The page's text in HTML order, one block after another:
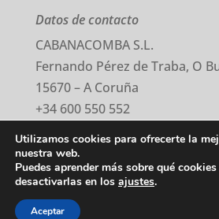
Datos de contacto
CABANACOMBA S.L.
Fernando Pérez de Traba, O
15670 – A Coruña
+34 600 550 552
Aviso Legal–Política
©2020 Todos los
Utilizamos cookies para ofrecerte la
nuestra web.
Puedes aprender más sobre qué
desactivarlas en los ajustes.
Aceptar